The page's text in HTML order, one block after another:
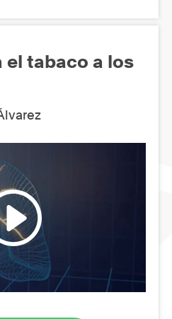
el tabaco a los